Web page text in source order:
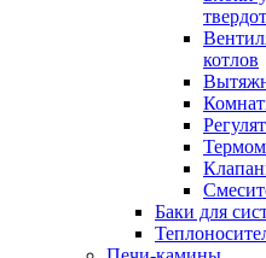
котлов
Баки для